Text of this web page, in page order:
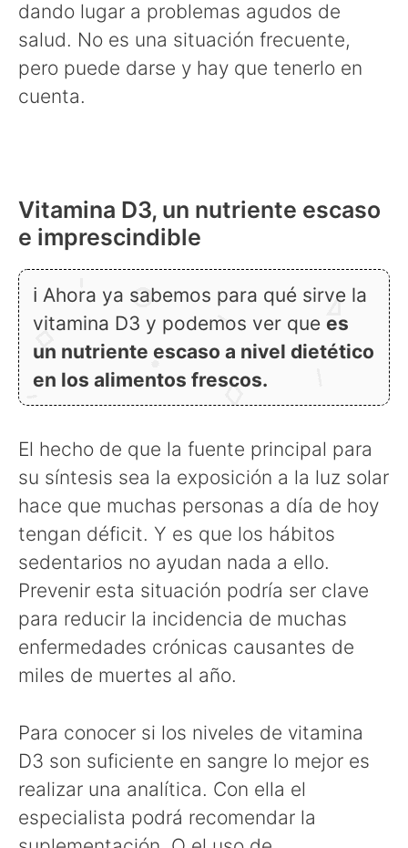
dando lugar a problemas agudos de
salud. No es una situación frecuente,
pero puede darse y hay que tenerlo en
cuenta.
Vitamina D3, un nutriente escaso
e imprescindible
ℹ Ahora ya sabemos para qué sirve la
vitamina D3 y podemos ver que es
un nutriente escaso a nivel dietético
en los alimentos frescos.
El hecho de que la fuente principal para
su síntesis sea la exposición a la luz solar
hace que muchas personas a día de hoy
tengan déficit. Y es que los hábitos
sedentarios no ayudan nada a ello.
Prevenir esta situación podría ser clave
para reducir la incidencia de muchas
enfermedades crónicas causantes de
miles de muertes al año.
Para conocer si los niveles de vitamina
D3 son suficiente en sangre lo mejor es
realizar una analítica. Con ella el
especialista podrá recomendar la